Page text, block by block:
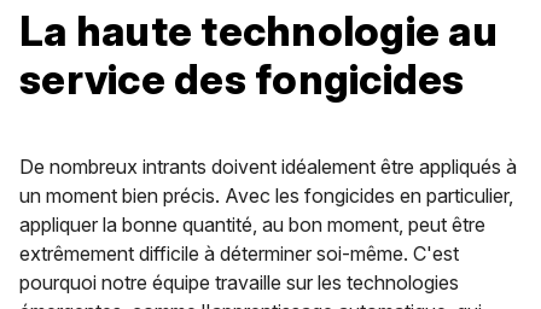
La haute technologie au
service des fongicides
De nombreux intrants doivent idéalement être appliqués à
un moment bien précis. Avec les fongicides en particulier,
appliquer la bonne quantité, au bon moment, peut être
extrêmement difficile à déterminer soi-même. C'est
pourquoi notre équipe travaille sur les technologies